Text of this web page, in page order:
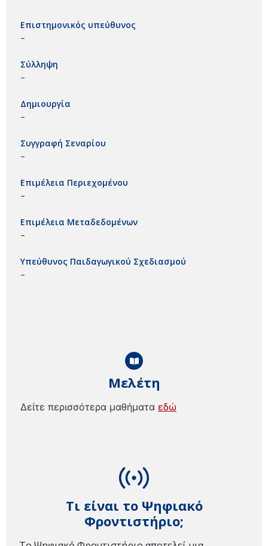
Τι είναι το Ψηφιακό
Φροντιστήριο;
Μελέτη
Δείτε περισσότερα μαθήματα εδώ
Επιστημονικός υπεύθυνος
–
Σύλληψη
–
Δημιουργία
–
Συγγραφή Σεναρίου
–
Επιμέλεια Περιεχομένου
–
Επιμέλεια Μεταδεδομένων
–
Υπεύθυνος Παιδαγωγικού Σχεδιασμού
–